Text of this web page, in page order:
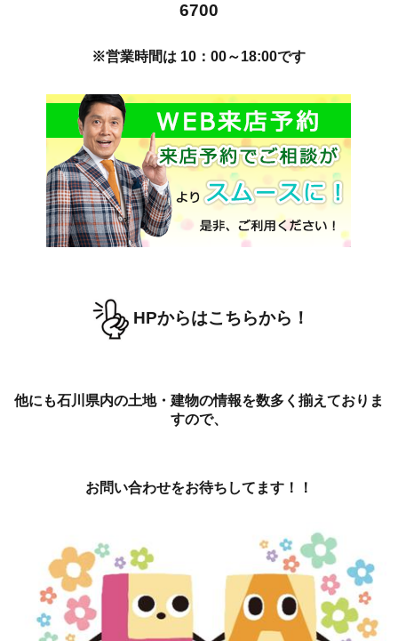
6700
※営業時間は 10：00～18:00です
HPからはこちらから！
他にも石川県内の土地・建物の情報を数多く揃えておりま
すので、
お問い合わせをお待ちしてます！！